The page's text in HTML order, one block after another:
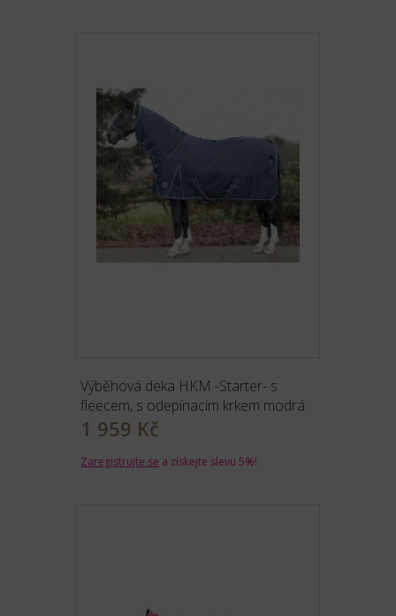
Výběhová deka HKM -Starter- s
fleecem, s odepínacím krkem modrá
1 959 Kč
Zaregistrujte se a získejte slevu 5%!